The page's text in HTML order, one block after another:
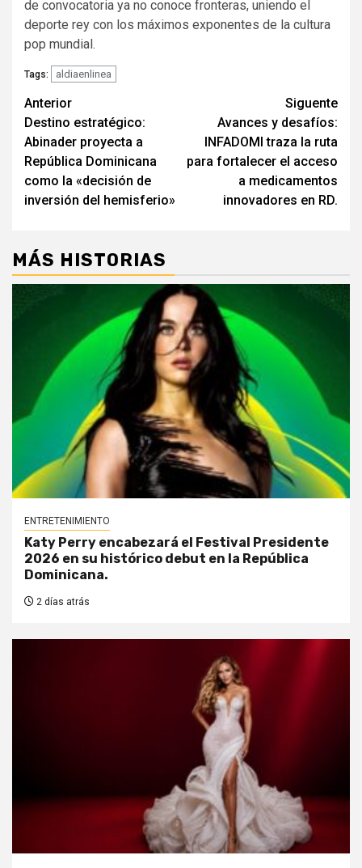
de convocatoria ya no conoce fronteras, uniendo el
deporte rey con los máximos exponentes de la cultura
pop mundial.
Tags: aldiaenlinea
Navegación
de
entradas
Anterior
Destino estratégico:
Abinader proyecta a
República Dominicana
como la «decisión de
inversión del hemisferio»
Siguente
Avances y desafíos:
INFADOMI traza la ruta
para fortalecer el acceso
a medicamentos
innovadores en RD.
MÁS HISTORIAS
ENTRETENIMIENTO
Katy Perry encabezará el Festival Presidente
2026 en su histórico debut en la República
Dominicana.
2 días atrás